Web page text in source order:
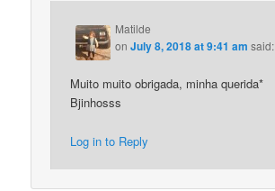
Matilde
onJuly 8, 2018 at 9:41 am said:
Muito muito obrigada, minha querida*
Bjinhosss
Log in to Reply